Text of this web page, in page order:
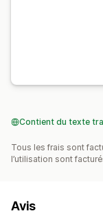
Contient du texte
Tous les frais sont
l’utilisation sont
Avis